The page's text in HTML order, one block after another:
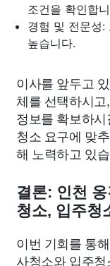
조건을 확인합
경험 및 전문성:
높습니다.
이사를 앞두고
체를 선택하시
정보를 확보하
청소 요구에 맞
해 노력하고 있
결론: 인천
청소, 입주청
이번 기회를 통
사청소와 입주